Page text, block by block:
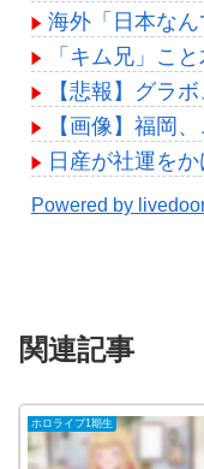
海外「日本な
「キム兄」こ
【悲報】グラ
【画像】福岡
日産が社運を
Powered by
関連記事
ホロライブ1期生